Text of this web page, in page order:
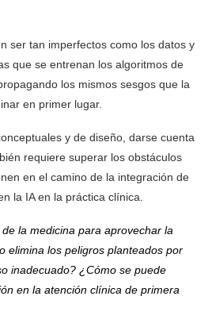
ser tan imperfectos como los datos y
que se entrenan los algoritmos de
los mismos sesgos que la
en primer lugar.
y de diseño, darse cuenta
requiere superar los obstáculos
en el camino de la integración de
la IA en la práctica clínica.
la medicina para aprovechar la
elimina los peligros planteados por
inadecuado? ¿Cómo se puede
en la atención clínica de primera